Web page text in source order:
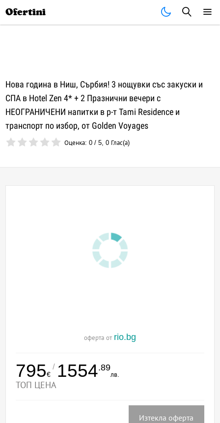
Ofertini
Нова година в Ниш, Сърбия! 3 нощувки със закуски и
СПА в Hotel Zen 4* + 2 Празнични вечери с
НЕОГРАНИЧЕНИ напитки в р-т Tami Residence и
транспорт по избор, от Golden Voyages
Оценка:0 /5,0 Глас(а)
оферта от rio.bg
795€
/ 1554.89
лв.
ТОП ЦЕНА
Изтекла оферта